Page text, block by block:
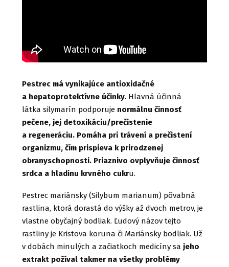
Pestrec má vynikajúce antioxidačné
a hepatoprotektívne účinky. Hlavná účinná
látka silymarín podporuje normálnu činnosť
pečene, jej detoxikáciu/prečistenie
a regeneráciu. Pomáha pri trávení a prečistení
organizmu, čím prispieva k prirodzenej
obranyschopnosti. Priaznivo ovplyvňuje činnosť
srdca a hladinu krvného cukru.
Pestrec mariánsky (Silybum marianum) pôvabná
rastlina, ktorá dorastá do výšky až dvoch metrov, je
vlastne obyčajný bodliak. Ľudový názov tejto
rastliny je Kristova koruna či Mariánsky bodliak. Už
v dobách minulých a začiatkoch medicíny sa jeho
extrakt požíval takmer na všetky problémy